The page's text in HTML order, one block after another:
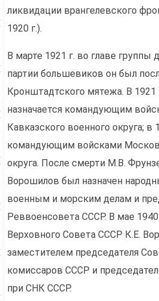
ликвидации врангелевского
1920 г.).
В марте 1921 г. во главе группы
партии большевиков он был
Кронштадтского мятежа. В 1921
назначается командующим
Кавказского военного округа; в
командующим войсками
округа. После смерти М.В.
Ворошилов был назначен
военным и морским делам и
Реввоенсовета СССР. В мае
Верховного Совета СССР К.Е.
заместителем председателя
комиссаров СССР и
при СНК СССР.